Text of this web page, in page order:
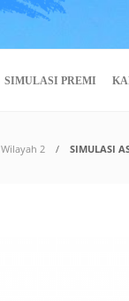
SIMULASI PREMI
Wilayah 2 SIMULASI